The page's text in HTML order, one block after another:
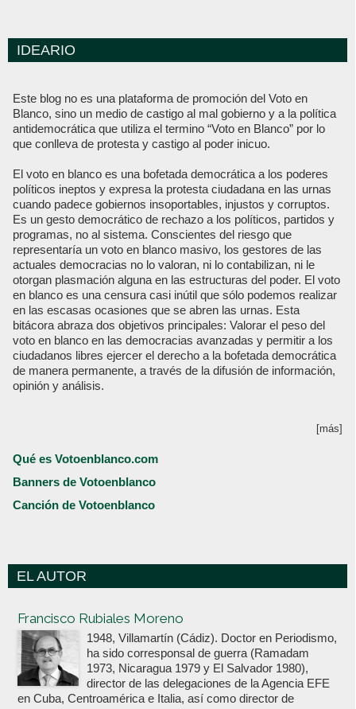
IDEARIO
Este blog no es una plataforma de promoción del Voto en
Blanco, sino un medio de castigo al mal gobierno y a la política
antidemocrática que utiliza el termino “Voto en Blanco” por lo
que conlleva de protesta y castigo al poder inicuo.
El voto en blanco es una bofetada democrática a los poderes
políticos ineptos y expresa la protesta ciudadana en las urnas
cuando padece gobiernos insoportables, injustos y corruptos.
Es un gesto democrático de rechazo a los políticos, partidos y
programas, no al sistema. Conscientes del riesgo que
representaría un voto en blanco masivo, los gestores de las
actuales democracias no lo valoran, ni lo contabilizan, ni le
otorgan plasmación alguna en las estructuras del poder. El voto
en blanco es una censura casi inútil que sólo podemos realizar
en las escasas ocasiones que se abren las urnas. Esta
bitácora abraza dos objetivos principales: Valorar el peso del
voto en blanco en las democracias avanzadas y permitir a los
ciudadanos libres ejercer el derecho a la bofetada democrática
de manera permanente, a través de la difusión de información,
opinión y análisis.
[más]
Qué es Votoenblanco.com
Banners de Votoenblanco
Canción de Votoenblanco
EL AUTOR
Francisco Rubiales Moreno
1948, Villamartín (Cádiz). Doctor en Periodismo,
ha sido corresponsal de guerra (Ramadam
1973, Nicaragua 1979 y El Salvador 1980),
director de las delegaciones de la Agencia EFE
en Cuba, Centroamérica e Italia, así como director de